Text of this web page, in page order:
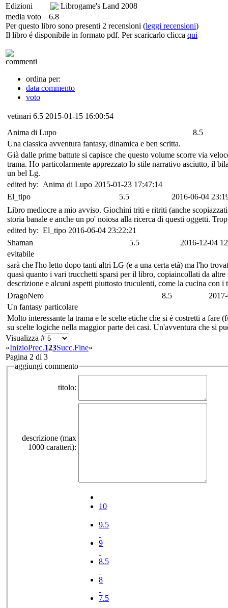
Edizioni
Librogame's Land 2008
media voto
6.8
Per questo libro sono presenti 2 recensioni (leggi recensioni)
Il libro é disponibile in formato pdf. Per scaricarlo clicca qui
commenti
ordina per:
data commento
voto
vetinari 6.5 2015-01-15 16:00:54
Anima di Lupo
8.5
Una classica avventura fantasy, dinamica e ben scritta.
Già dalle prime battute si capisce che questo volume scorre via
trama. Ho particolarmente apprezzato lo stile narrativo asciutto, il
un bel Lg.
edited by: Anima di Lupo 2015-01-23 17:47:14
El_tipo
5.5
2016-06-04
Libro mediocre a mio avviso. Giochini triti e ritriti (anche
storia banale e anche un po' noiosa alla ricerca di questi oggetti.
edited by: El_tipo 2016-06-04 23:22:21
Shaman
5.5
2016-12-04
evitabile
sarà che l'ho letto dopo tanti altri LG (e a una certa età) ma l'ho
quasi quanto i vari trucchetti sparsi per il libro, copiaincollati da
descrizione e alcuni aspetti piuttosto truculenti, come la cucina con i
DragoNero
8.5
Un fantasy particolare
Molto interessante la trama e le scelte etiche che si è costretti a
su scelte logiche nella maggior parte dei casi. Un'avventura che si
Visualizza #
«InizioPrec.123Succ.Fine»
Pagina 2 di 3
aggiungi commento
titolo:
descrizione (max
1000 caratteri):
10
9.5
9
8.5
8
7.5